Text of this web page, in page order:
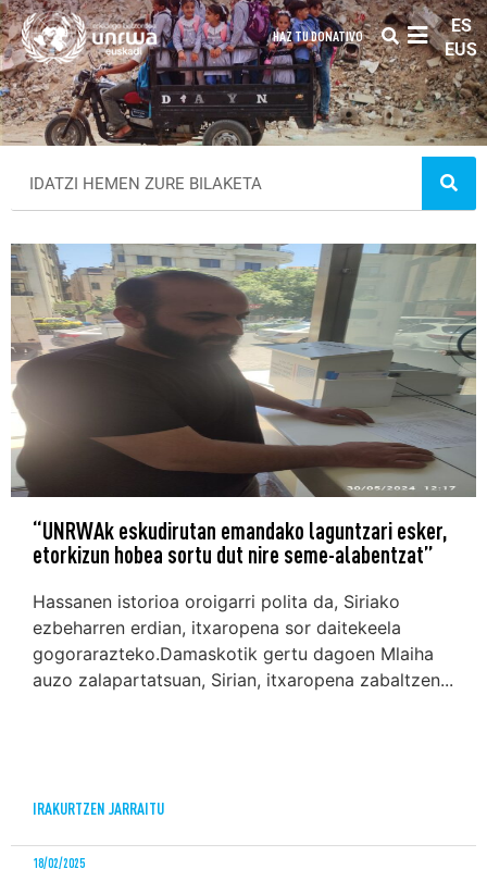
HAZ TU DONATIVO
ES
EUS
“UNRWAk eskudirutan emandako laguntzari esker,
etorkizun hobea sortu dut nire seme-alabentzat”
Hassanen istorioa oroigarri polita da, Siriako
ezbeharren erdian, itxaropena sor daitekeela
gogorarazteko.Damaskotik gertu dagoen Mlaiha
auzo zalapartatsuan, Sirian, itxaropena zabaltzen...
IRAKURTZEN JARRAITU
18/02/2025